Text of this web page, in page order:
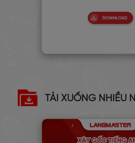
TẢI XUỐNG NHIỀU